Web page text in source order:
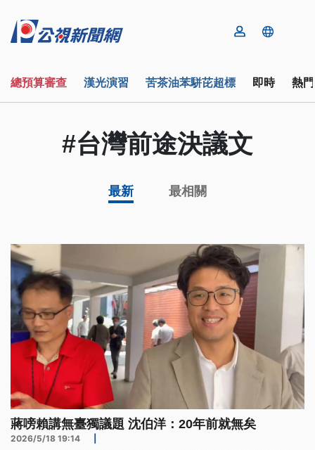
總預算審查 漢光演習 苦茶油苯駢芘超標 即時 熱
#台灣前途決議文
最新 最相關
蔣嗙賴講無臺獨議題 沈伯洋：20年前就無矣
2026/5/18 19:14